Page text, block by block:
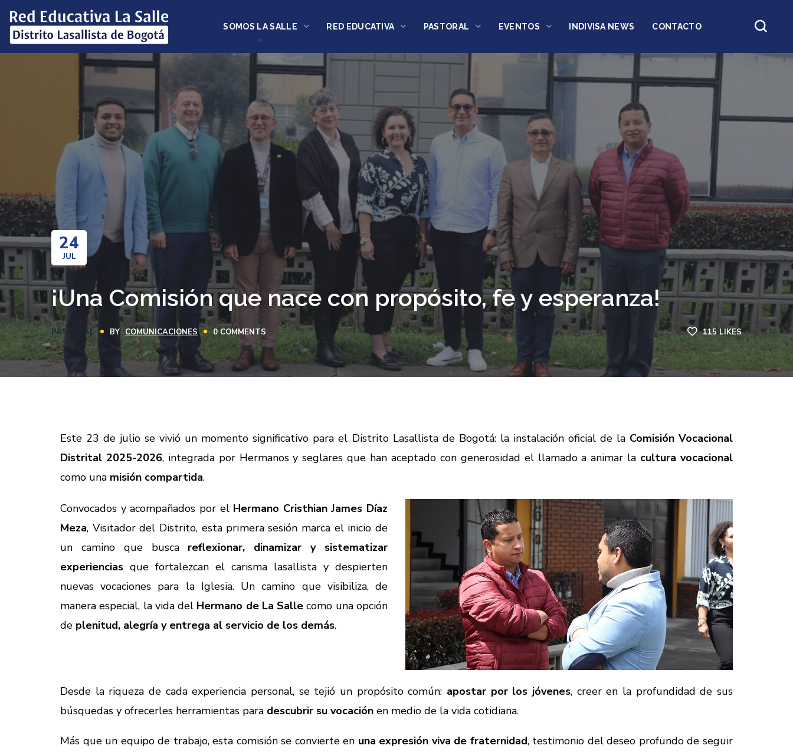
SOMOS LA SALLE RED EDUCATIVA PASTORAL EVENTOS INDIVISA NEWS CONTACTO
24
JUL
¡Una Comisión que nace con propósito, fe y esperanza!
PASTORAL BY COMUNICACIONES 0 COMMENTS 115 LIKES
Este 23 de julio se vivió un momento significativo para el Distrito Lasallista de Bogotá: la instalación oficial de la Comisión Vocacional
Distrital 2025-2026, integrada por Hermanos y seglares que han aceptado con generosidad el llamado a animar la cultura vocacional
como una misión compartida.
Convocados y acompañados por el Hermano Cristhian James Díaz
Meza, Visitador del Distrito, esta primera sesión marca el inicio de
un camino que busca reflexionar, dinamizar y sistematizar
experiencias que fortalezcan el carisma lasallista y despierten
nuevas vocaciones para la Iglesia. Un camino que visibiliza, de
manera especial, la vida del Hermano de La Salle como una opción
de plenitud, alegría y entrega al servicio de los demás.
Desde la riqueza de cada experiencia personal, se tejió un propósito común: apostar por los jóvenes, creer en la profundidad de sus
búsquedas y ofrecerles herramientas para descubrir su vocación en medio de la vida cotidiana.
Más que un equipo de trabajo, esta comisión se convierte en una expresión viva de fraternidad, testimonio del deseo profundo de seguir